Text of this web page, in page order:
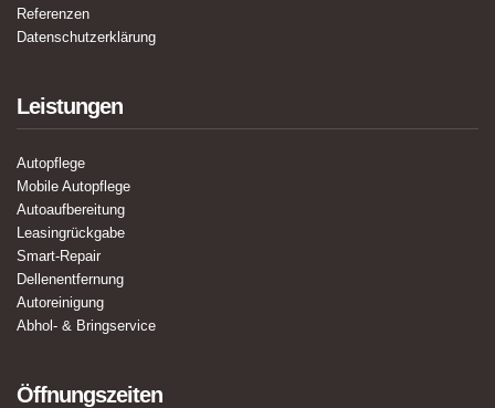
Referenzen
Datenschutzerklärung
Leistungen
Autopflege
Mobile Autopflege
Autoaufbereitung
Leasingrückgabe
Smart-Repair
Dellenentfernung
Autoreinigung
Abhol- & Bringservice
Öffnungszeiten